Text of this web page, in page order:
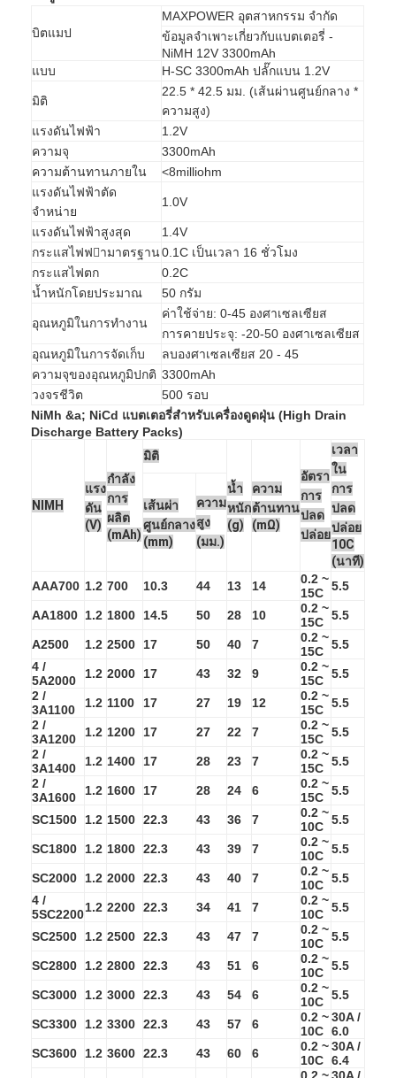
บ้าน
สินค้า
ทัวร์โรงงาน
ควบคุมคุณภาพ
ติดต่อเรา
ข่าว
คุยตอนนี้
แบตเตอรี่ลิเธียม LiFePO4
แบตเตอรี่ลิเธียมไอออนแบบชาร์จไฟได้
แบตเตอรี่สำรองพลังงาน
บิตแมป
MAXPOWER อุตสาหกรรม จำกัด
ข้อมูลจำเพาะเกี่ยวกับแบตเตอรี่ -
NiMH 12V 3300mAh
แบบ
H-SC 3300mAh ปลั๊กแบน 1.2V
มิติ
22.5 * 42.5 มม. (เส้นผ่านศูนย์กลาง *
ความสูง)
แรงดันไฟฟ้า
1.2V
ความจุ
3300mAh
ความต้านทานภายใน
<8milliohm
แรงดันไฟฟ้าตัด
จำหน่าย
1.0V
แรงดันไฟฟ้าสูงสุด
1.4V
กระแสไฟฟามาตรฐาน0.1C เป็นเวลา 16 ชั่วโมง
กระแสไฟตก
0.2C
น้ำหนักโดยประมาณ
50 กรัม
อุณหภูมิในการทำงาน
ค่าใช้จ่าย: 0-45 องศาเซลเซียส
การคายประจุ: -20-50 องศาเซลเซียส
อุณหภูมิในการจัดเก็บ
ลบองศาเซลเซียส 20 - 45
ความจุของอุณหภูมิปกติ 3300mAh
วงจรชีวิต
500 รอบ
NiMh &a; NiCd แบตเตอรี่สำหรับเครื่องดูดฝุ่น (High Drain
Discharge Battery Packs)
NIMH
แรง
ดัน
(V)
กำลัง
การ
ผลิต
(mAh)
มิติ
น้ำ
หนัก
(g)
ความ
ต้านทาน
(mΩ)
อัตรา
การ
ปลด
ปล่อย
เวลา
ใน
การ
ปลด
ปล่อย
10C
(นาที)
เส้นผ่า
ศูนย์กลาง
(mm)
ความ
สูง
(มม.)
AAA700 1.2 700 10.3 44 13 14
0.2 ~
15C 5.5
AA1800 1.2 1800 14.5 50 28 10
0.2 ~
15C 5.5
A2500 1.2 2500 17 50 40 7
0.2 ~
15C 5.5
4 /
5A2000
1.2 2000 17 43 32 9
0.2 ~
15C 5.5
2 /
3A1100
1.2 1100 17 27 19 12
0.2 ~
15C 5.5
2 /
3A1200
1.2 1200 17 27 22 7
0.2 ~
15C 5.5
2 /
3A1400
1.2 1400 17 28 23 7
0.2 ~
15C 5.5
2 /
3A1600
1.2 1600 17 28 24 6
0.2 ~
15C 5.5
SC1500 1.2 1500 22.3 43 36 7
0.2 ~
10C 5.5
SC1800 1.2 1800 22.3 43 39 7
0.2 ~
10C 5.5
SC2000 1.2 2000 22.3 43 40 7
0.2 ~
10C 5.5
4 /
5SC22001.2 2200 22.3 34 41 7
0.2 ~
10C 5.5
SC2500 1.2 2500 22.3 43 47 7
0.2 ~
10C 5.5
SC2800 1.2 2800 22.3 43 51 6
0.2 ~
10C 5.5
SC3000 1.2 3000 22.3 43 54 6
0.2 ~
10C 5.5
SC3300 1.2 3300 22.3 43 57 6
0.2 ~
10C
30A /
6.0
SC3600
1.2 3600 22.3 43 60 6
0.2 ~
10C
30A /
6.4